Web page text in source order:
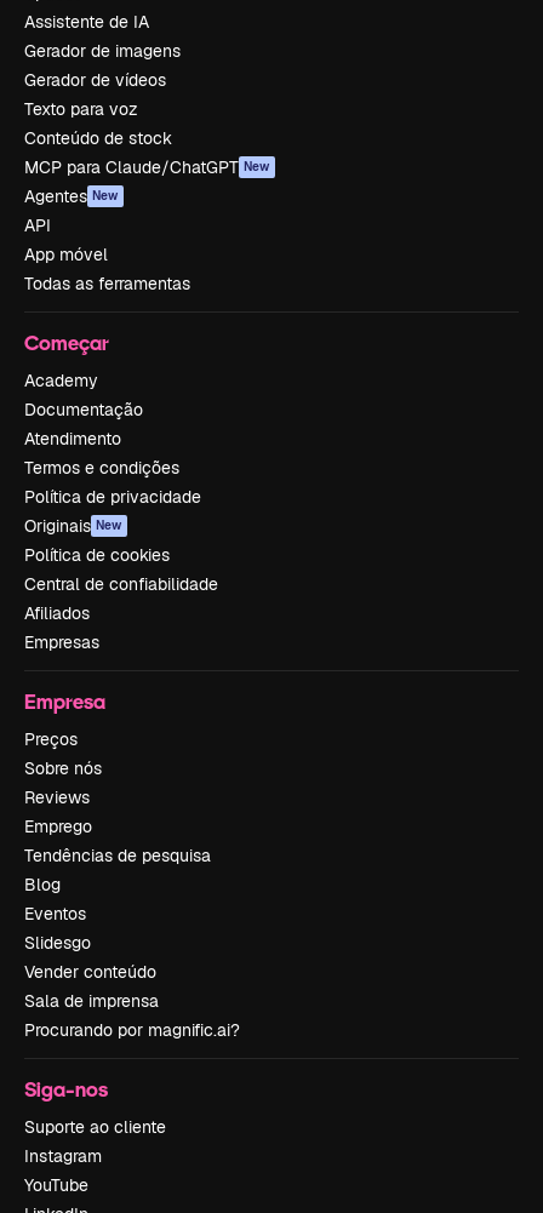
Assistente de IA
Gerador de imagens
Gerador de vídeos
Texto para voz
Conteúdo de stock
MCP para Claude/ChatGPT New
Agentes New
API
App móvel
Todas as ferramentas
Começar
Academy
Documentação
Atendimento
Termos e condições
Política de privacidade
Originais New
Política de cookies
Central de confiabilidade
Afiliados
Empresas
Empresa
Preços
Sobre nós
Reviews
Emprego
Tendências de pesquisa
Blog
Eventos
Slidesgo
Vender conteúdo
Sala de imprensa
Procurando por magnific.ai?
Siga-nos
Suporte ao cliente
Instagram
YouTube